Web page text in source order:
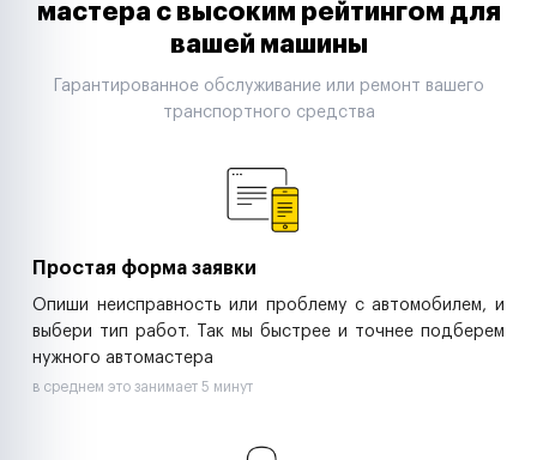
Автодилеры
Строительные компании
Аренда спецтехники
мастера с высоким рейтингом для
вашей машины
Гарантированное обслуживание или ремонт вашего
транспортного средства
Простая форма заявки
Опиши неисправность или проблему с автомобилем, и
выбери тип работ. Так мы быстрее и точнее подберем
нужного автомастера
в среднем это занимает 5 минут